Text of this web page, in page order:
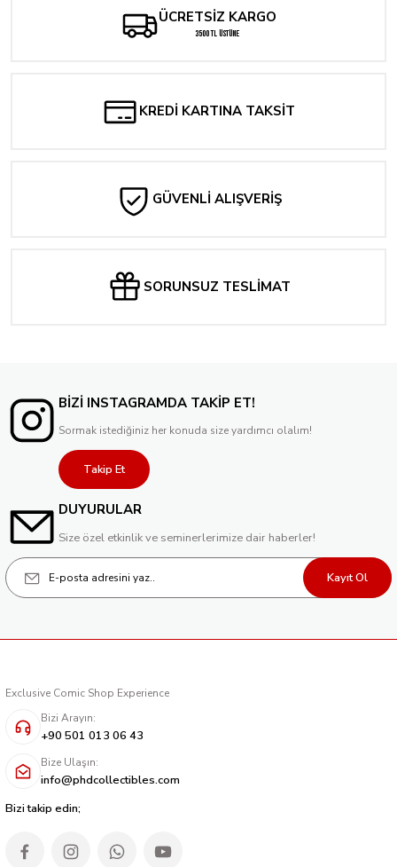
ÜCRETSİZ KARGO
3500 TL ÜSTÜNE
KREDİ KARTINA TAKSİT
GÜVENLİ ALIŞVERİŞ
SORUNSUZ TESLİMAT
BİZİ INSTAGRAMDA TAKİP ET!
Sormak istediğiniz her konuda size yardımcı olalım!
Takip Et
DUYURULAR
Size özel etkinlik ve seminerlerimize dair haberler!
Kayıt Ol
Exclusive Comic Shop Experience
Bizi Arayın:
+90 501 013 06 43
Bize Ulaşın:
info@phdcollectibles.com
Bizi takip edin;